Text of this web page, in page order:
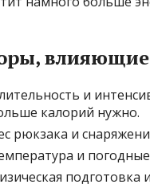
влияющие
и
калорий нужно.
рюкзака и
и погодные
подготовка